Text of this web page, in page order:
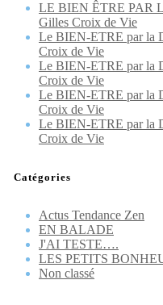
LE BIEN ÊTRE PAR
Gilles Croix de Vie
Le BIEN-ETRE par la
Croix de Vie
Le BIEN-ETRE par la
Croix de Vie
Le BIEN-ETRE par la
Croix de Vie
Le BIEN-ETRE par la
Croix de Vie
Catégories
Actus Tendance Zen
EN BALADE
J'AI TESTE….
LES PETITS
Non classé